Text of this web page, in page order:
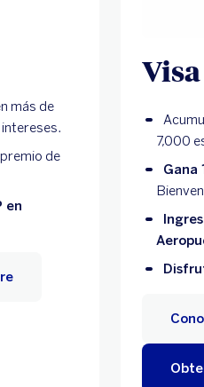
más de
de
en
7,000
Gana